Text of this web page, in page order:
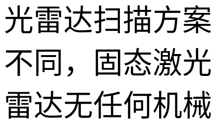
光雷达扫描方案
不同，固态激光
雷达无任何机械